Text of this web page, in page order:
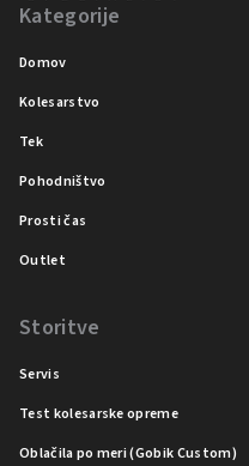
Kategorije
Domov
Kolesarstvo
Tek
Pohodništvo
Prosti čas
Outlet
Storitve
Servis
Test kolesarske opreme
Oblačila po meri (Gobik Custom)